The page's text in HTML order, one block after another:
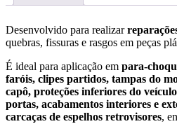
Desenvolvido para realizar
quebras, fissuras e rasgos em peças
É ideal para aplicação em para-
faróis, clipes partidos, tampas do
capô, proteções inferiores do
portas, acabamentos interiores e
carcaças de espelhos retrovisores,